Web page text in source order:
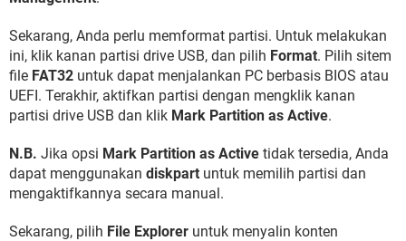
Sekarang, Anda perlu memformat partisi. Untuk melakukan
ini, klik kanan partisi drive USB, dan pilih Format. Pilih sitem
file FAT32 untuk dapat menjalankan PC berbasis BIOS atau
UEFI. Terakhir, aktifkan partisi dengan mengklik kanan
partisi drive USB dan klik Mark Partition as Active.
N.B. Jika opsi Mark Partition as Active tidak tersedia, Anda
dapat menggunakan diskpart untuk memilih partisi dan
mengaktifkannya secara manual.
Sekarang, pilih File Explorer untuk menyalin konten